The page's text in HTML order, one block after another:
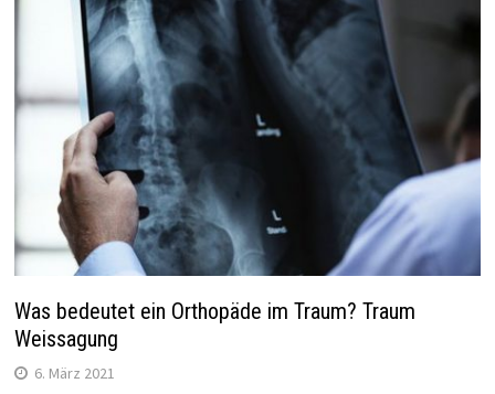
Was bedeutet ein Orthopäde im Traum? Traum
Weissagung
6. März 2021